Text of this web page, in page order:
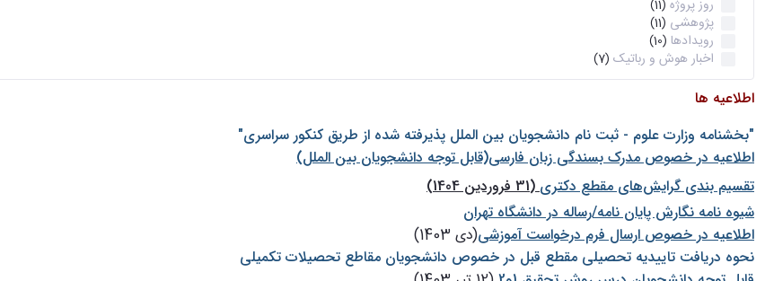
روز پروژه (11)
پژوهشی (11)
رویدادها (10)
اخبار هوش و رباتیک (7)
اطلاعیه ها
"بخشنامه وزارت علوم - ثبت نام دانشجويان بين الملل پذيرفته شده از طريق كنكور سراسری"
اطلاعیه در خصوص مدرک بسندگی زبان فارسی(قابل توجه دانشجویان بین الملل)
تقسیم بندی گرایش‌های مقطع دکتری(31 فروردین 1404)
شيوه نامه نگارش پايان نامه/رساله در دانشگاه تهران
اطلاعیه در خصوص ارسال فرم درخواست آموزشی(دی 1403)
نحوه دریافت تاییدیه تحصیلی مقطع قبل در خصوص دانشجویان مقاطع تحصیلات تکمیلی